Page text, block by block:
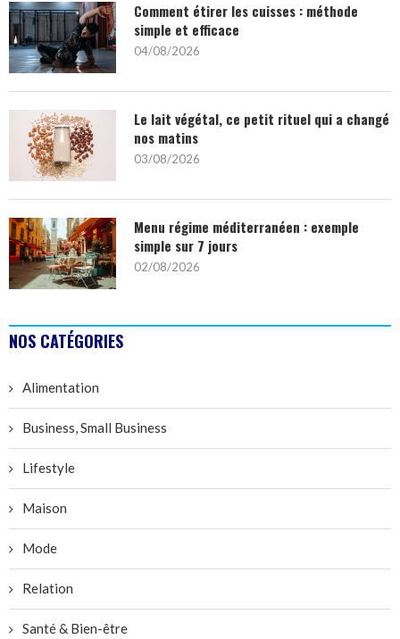
Comment étirer les cuisses : méthode
simple et efficace
04/08/2026
Le lait végétal, ce petit rituel qui a changé
nos matins
03/08/2026
Menu régime méditerranéen : exemple
simple sur 7 jours
02/08/2026
NOS CATÉGORIES
Alimentation
Business, Small Business
Lifestyle
Maison
Mode
Relation
Santé & Bien-être